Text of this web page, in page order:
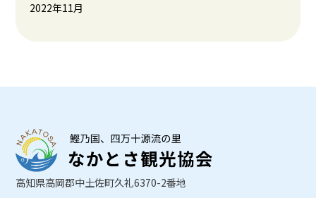
2022年11月
高知県高岡郡中土佐町久礼6370-2番地